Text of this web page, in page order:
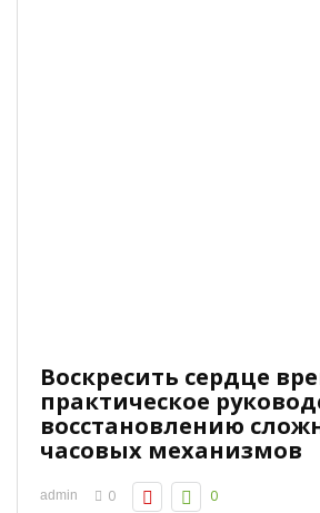
Воскресить сердце
практическое
восстановлению
часовых механизмов
admin 0 0